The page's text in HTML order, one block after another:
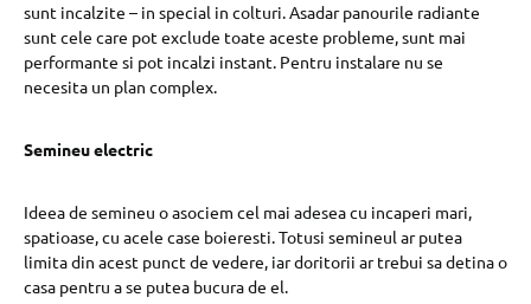
sunt incalzite – in special in colturi. Asadar panourile radiante
sunt cele care pot exclude toate aceste probleme, sunt mai
performante si pot incalzi instant. Pentru instalare nu se
necesita un plan complex.
Semineu electric
Ideea de semineu o asociem cel mai adesea cu incaperi mari,
spatioase, cu acele case boieresti. Totusi semineul ar putea
limita din acest punct de vedere, iar doritorii ar trebui sa detina o
casa pentru a se putea bucura de el.